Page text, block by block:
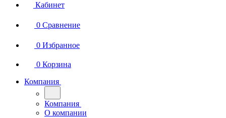
Кабинет
0 Сравнение
0 Избранное
0 Корзина
Компания
Компания
О компании